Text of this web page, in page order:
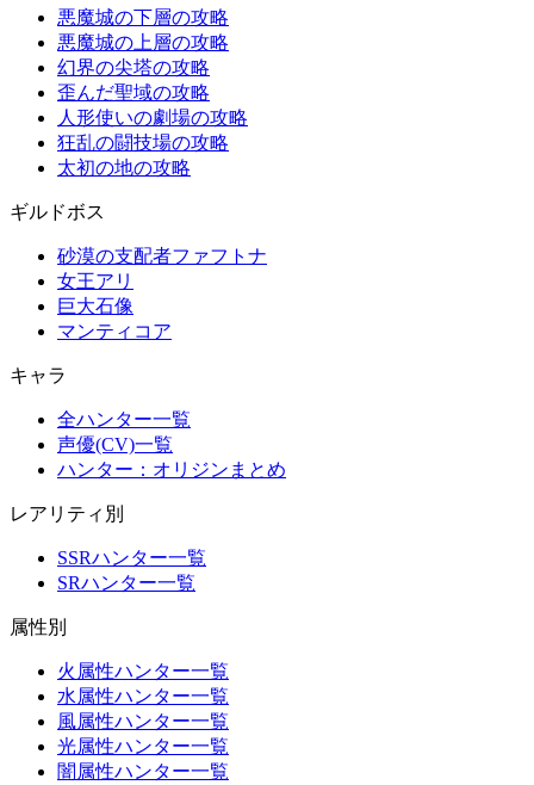
悪魔城の下層の攻略
悪魔城の上層の攻略
幻界の尖塔の攻略
歪んだ聖域の攻略
人形使いの劇場の攻略
狂乱の闘技場の攻略
太初の地の攻略
ギルドボス
砂漠の支配者ファフトナ
女王アリ
巨大石像
マンティコア
キャラ
全ハンター一覧
声優(CV)一覧
ハンター：オリジンまとめ
レアリティ別
SSRハンター一覧
SRハンター一覧
属性別
火属性ハンター一覧
水属性ハンター一覧
風属性ハンター一覧
光属性ハンター一覧
闇属性ハンター一覧